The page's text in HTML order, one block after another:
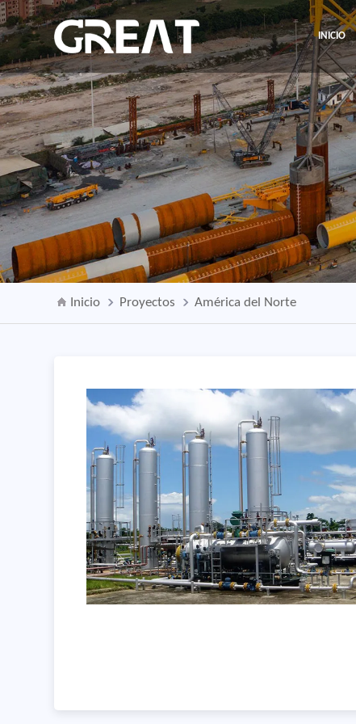
INICIO
Inicio Proyectos América del Norte